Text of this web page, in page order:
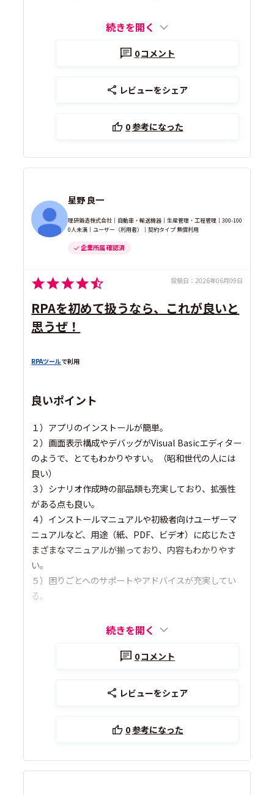
続きを開く
0コメント
レビューをシェア
0参考になった
星野 良一
理研鍛造株式会社｜自動車・輸送機器｜生産管理・工程管理｜300-100
0人未満｜ユーザー（利用者）｜契約タイプ 無償利用
企業所属 確認済
投稿日： 2026年06月09日
RPAを初めて扱うなら、これが良いと
思うぜ！
RPAツールで利用
良いポイント
１）アプリのインストールが簡単。
２）画面表示構成やデバッグがVisual Basicエディター
のようで、とてもわかりやすい。（昭和世代の人には
良い）
３）シナリオ作成時の部品類も充実しており、拡張性
がある点も良い。
４）インストールマニュアルや初級者向けユーザーマ
ニュアルなど、用途（紙、PDF、ビデオ）に応じたさ
まざまなマニュアルが揃っており、内容もわかりやす
い。
５）困りごとへのサポートやアドバイスが充実してい
る。
続きを開く
0コメント
レビューをシェア
0参考になった